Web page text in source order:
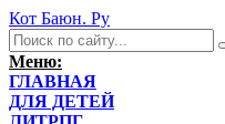
Кот Баюн. Ру
Меню:
ГЛАВНАЯ
ДЛЯ ДЕТЕЙ